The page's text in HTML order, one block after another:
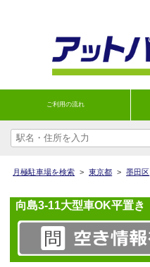
ご利用の流れ
月極駐車場を検索 > 東京都 > 墨田区
向島3-11大型車OK平置き